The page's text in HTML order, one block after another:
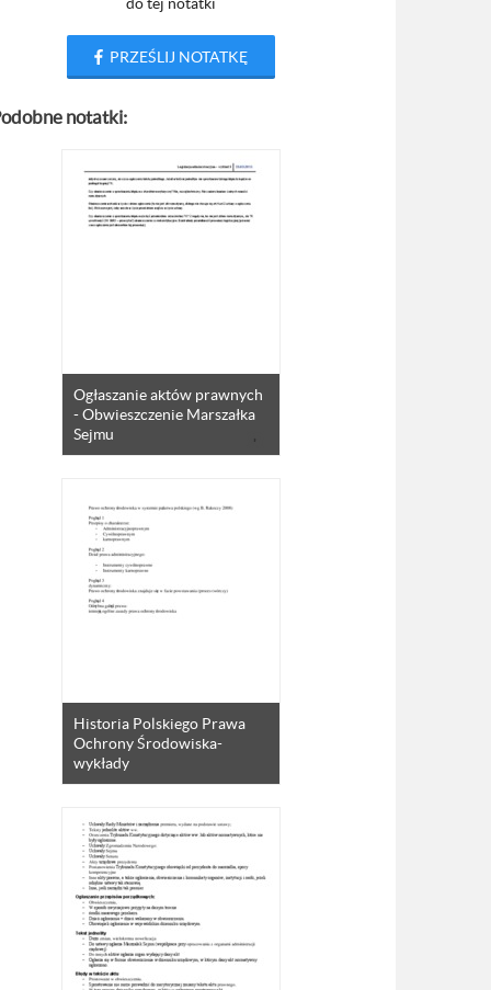
PRZEŚLIJ NOTATKĘ
notatki:
Ogłaszanie aktów prawnych
- Obwieszczenie Marszałka
Sejmu
Historia Polskiego Prawa
Ochrony Środowiska-
wykłady